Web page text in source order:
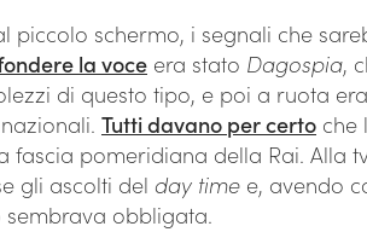
piccolo schermo, i segnali che
la voce era stato Dagospia,
di questo tipo, e poi a ruota
Tutti davano per certo che
fascia pomeridiana della Rai. Alla
gli ascolti del day time e, avendo
sembrava obbligata.